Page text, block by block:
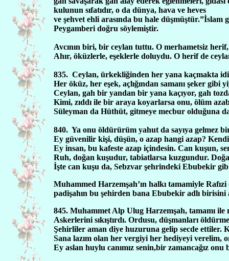
kulunun sıfatıdır, o da dünya, hava ve heves
ve şehvet ehli arasında bu hale
Peygamberi doğru söylemiştir.
Avcının biri, bir ceylan tuttu. O merhametsiz herif,
Ahır, öküzlerle, eşeklerle doluydu. O herif de
835. Ceylan, ürkekliğinden her yana kaçmakta
Her öküz, her eşek, açlığından samanı şeker gibi
Ceylan, gah bir yandan bir yana kaçıyor, gah
Kimi, zıddı ile bir araya koyarlarsa onu, ölüm
Süleyman da Hüthüt, gitmeye mecbur olduğuna
840. Ya onu öldürürüm yahut da sayıya gelmez
Ey güvenilir kişi, düşün, o azap hangi azap?
Ey insan, bu kafeste azap içindesin. Can kuşun,
Ruh, doğan kuşudur, tabiatlarsa kuzgundur.
İşte can kuşu da, Sebzvar şehrindeki Ebubekir
Muhammed Harzemşah’ın halkı tamamiyle
padişahın bu şehirden bana Ebubekir adlı birisini
845. Muhammet Alp Ulug Harzemşah, tamamı ile
Askerlerini sıkıştırdı. Ordusu, düşmanları
Şehirliler aman diye huzuruna gelip secde ettiler.
Sana lazım olan her vergiyi her hediyeyi verelim,
Ey aslan huylu canımız senin,bir zamancağız onu